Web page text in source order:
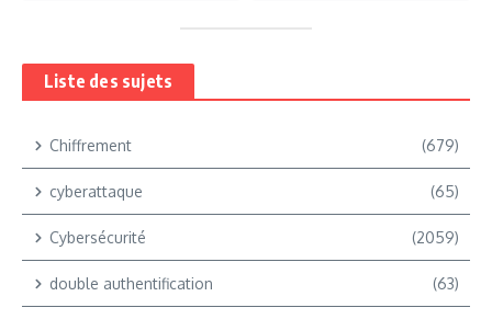
Liste des sujets
Chiffrement (679)
cyberattaque (65)
Cybersécurité (2059)
double authentification (63)